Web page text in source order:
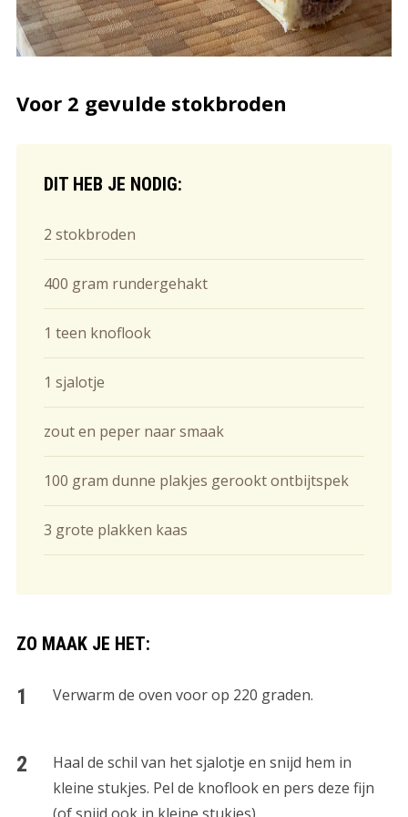
Voor 2 gevulde stokbroden
DIT HEB JE NODIG:
2 stokbroden
400 gram rundergehakt
1 teen knoflook
1 sjalotje
zout en peper naar smaak
100 gram dunne plakjes gerookt ontbijtspek
3 grote plakken kaas
ZO MAAK JE HET:
Verwarm de oven voor op 220 graden.
Haal de schil van het sjalotje en snijd hem in
kleine stukjes. Pel de knoflook en pers deze fijn